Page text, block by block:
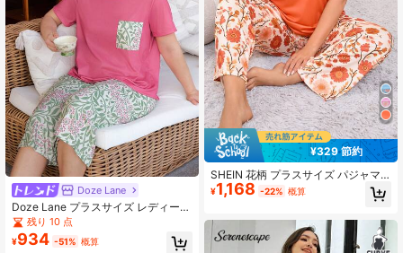
Doze Lane
Doze Lane プラスサイズ レディース
カジュアル ポケット装飾 半袖トップ
とフラワープリント 七分丈パンツ パ
ジャマセット
残り 10 点
¥934 -51% 概算
¥329 節約
SHEIN 花柄 プラスサイズ パジャマ
セット、デイリーウェア カジュアル
ルームウェア、アウトフィット
¥1,168 -22% 概算